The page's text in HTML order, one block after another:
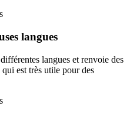
langues
langues et renvoie des
est très utile pour des